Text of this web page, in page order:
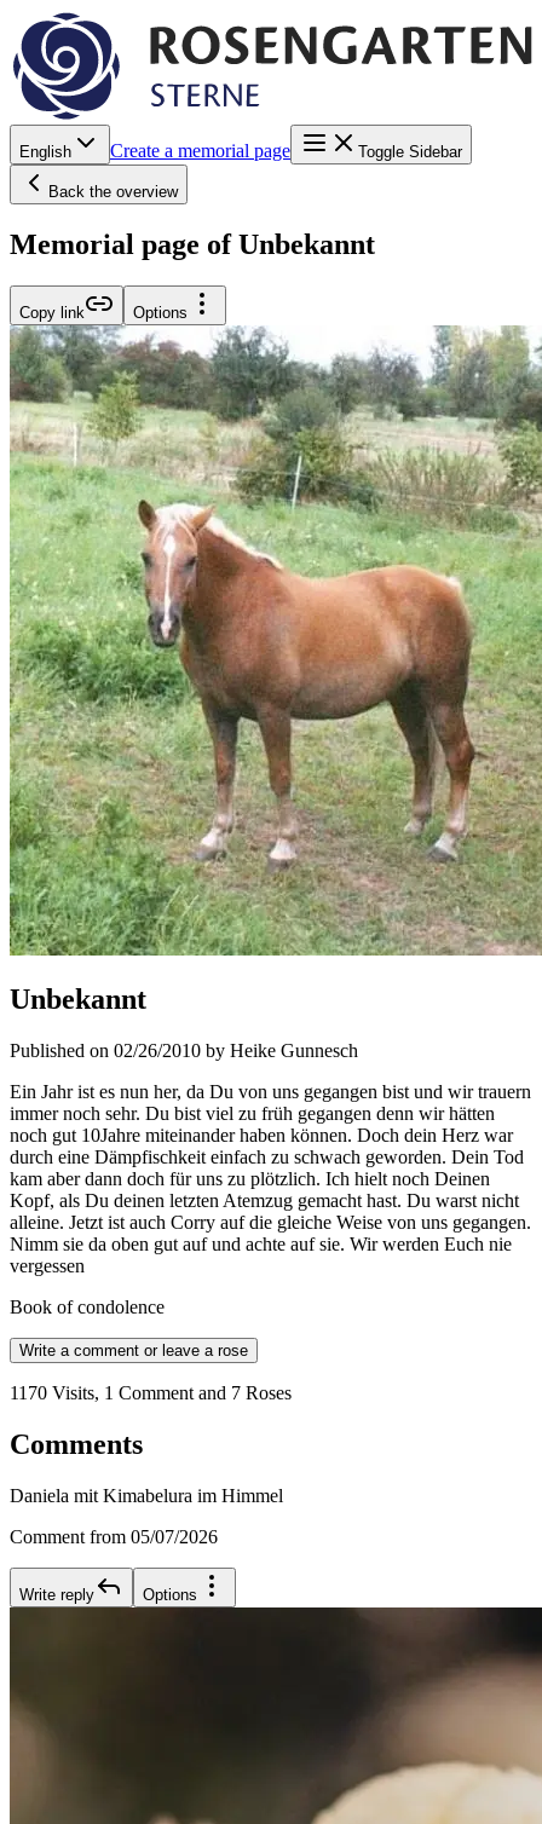
English Create a memorial page Toggle Sidebar
Back the overview
Memorial page of Unbekannt
Copy link Options
Unbekannt
Published on 02/26/2010 by Heike Gunnesch
Ein Jahr ist es nun her, da Du von uns gegangen bist und wir trauern
immer noch sehr. Du bist viel zu früh gegangen denn wir hätten
noch gut 10Jahre miteinander haben können. Doch dein Herz war
durch eine Dämpfischkeit einfach zu schwach geworden. Dein Tod
kam aber dann doch für uns zu plötzlich. Ich hielt noch Deinen
Kopf, als Du deinen letzten Atemzug gemacht hast. Du warst nicht
alleine. Jetzt ist auch Corry auf die gleiche Weise von uns gegangen.
Nimm sie da oben gut auf und achte auf sie. Wir werden Euch nie
vergessen
Book of condolence
Write a comment or leave a rose
1170 Visits, 1 Comment and 7 Roses
Comments
Daniela mit Kimabelura im Himmel
Comment from 05/07/2026
Write reply Options